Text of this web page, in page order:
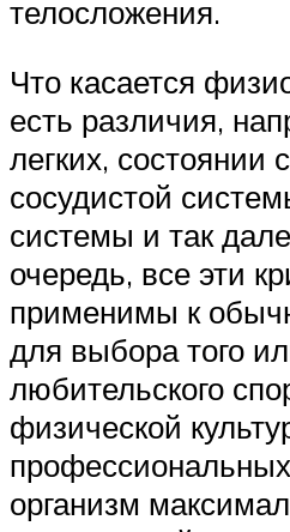
телосложения.
Что касается
есть различия,
легких, состоянии
сосудистой
системы и так
очередь, все эти
применимы к
для выбора того
любительского
физической
организм